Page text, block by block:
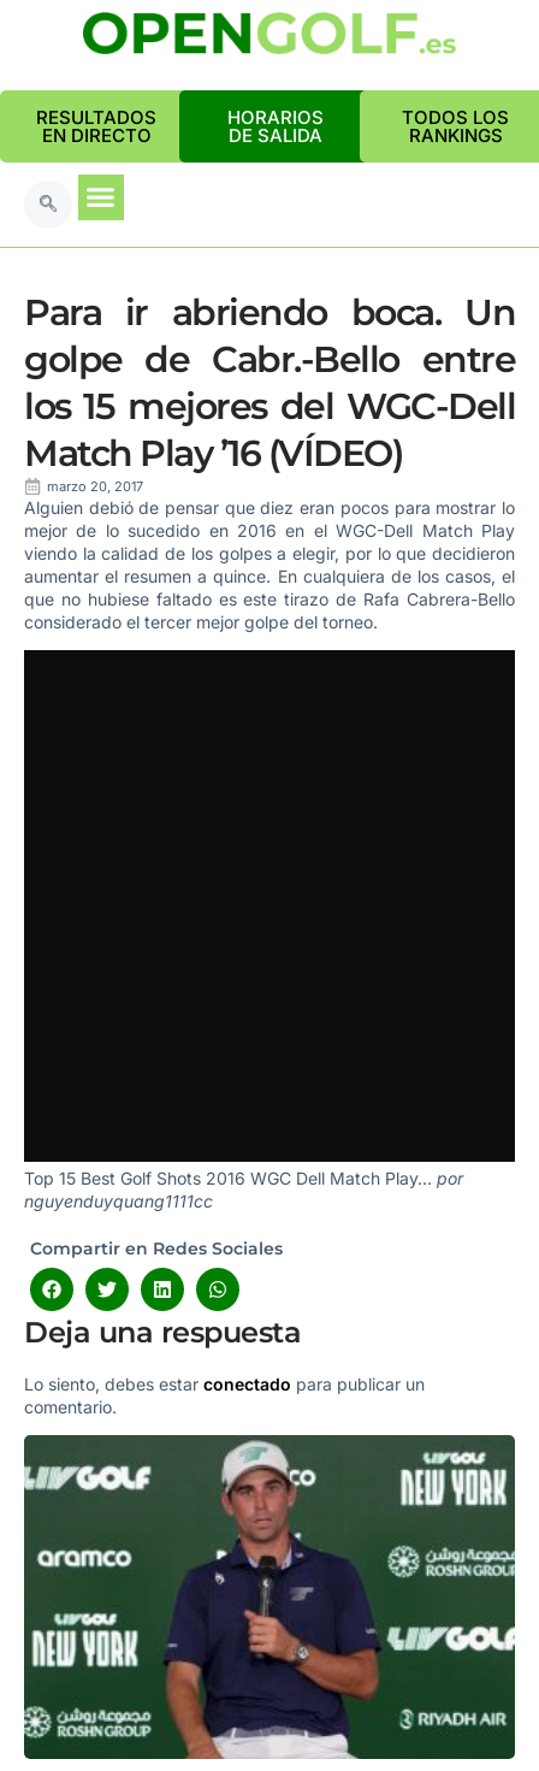
RESULTADOS
EN DIRECTO
HORARIOS
DE SALIDA
TODOS LOS
RANKINGS
Para ir abriendo boca. Un
golpe de Cabr.-Bello entre
los 15 mejores del WGC-Dell
Match Play ’16 (VÍDEO)
marzo 20, 2017
Alguien debió de pensar que diez eran pocos para mostrar lo
mejor de lo sucedido en 2016 en el WGC-Dell Match Play
viendo la calidad de los golpes a elegir, por lo que decidieron
aumentar el resumen a quince. En cualquiera de los casos, el
que no hubiese faltado es este tirazo de Rafa Cabrera-Bello
considerado el tercer mejor golpe del torneo.
Top 15 Best Golf Shots 2016 WGC Dell Match Play… por
nguyenduyquang1111cc
Compartir en Redes Sociales
Deja una respuesta
Lo siento, debes estar conectado para publicar un
comentario.